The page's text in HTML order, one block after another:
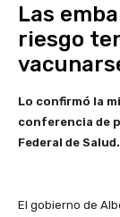
Las
riesgo
Lo confirmó la
conferencia de
Federal de Salud.
El gobierno de